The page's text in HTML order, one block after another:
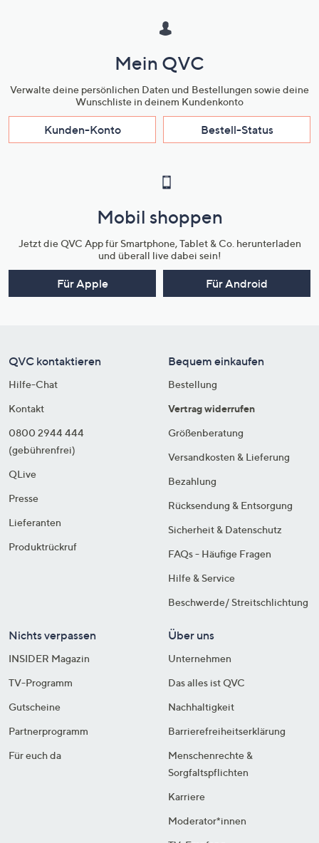
Mein QVC
Verwalte deine persönlichen Daten und Bestellungen sowie deine
Wunschliste in deinem Kundenkonto
Kunden-Konto Bestell-Status
Mobil shoppen
Jetzt die QVC App für Smartphone, Tablet & Co. herunterladen
und überall live dabei sein!
Für Apple Für Android
QVC kontaktieren
Hilfe-Chat
Kontakt
0800 2944 444
(gebührenfrei)
QLive
Presse
Lieferanten
Produktrückruf
Bequem einkaufen
Bestellung
Vertrag widerrufen
Größenberatung
Versandkosten & Lieferung
Bezahlung
Rücksendung & Entsorgung
Sicherheit & Datenschutz
FAQs - Häufige Fragen
Hilfe & Service
Beschwerde/ Streitschlichtung
Nichts verpassen
INSIDER Magazin
TV-Programm
Gutscheine
Partnerprogramm
Für euch da
Über uns
Unternehmen
Das alles ist QVC
Nachhaltigkeit
Barrierefreiheitserklärung
Menschenrechte &
Sorgfaltspflichten
Karriere
Moderator*innen